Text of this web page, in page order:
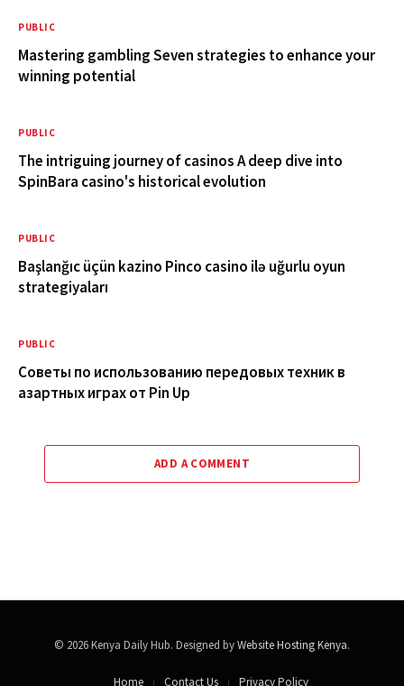
PUBLIC
Mastering gambling Seven strategies to enhance your
winning potential
PUBLIC
The intriguing journey of casinos A deep dive into
SpinBara casino's historical evolution
PUBLIC
Başlanğıc üçün kazino Pinco casino ilə uğurlu oyun
strategiyaları
PUBLIC
Советы по использованию передовых техник в
азартных играх от Pin Up
ADD A COMMENT
© 2026 Kenya Daily Hub. Designed byWebsite Hosting Kenya.
Home Contact Us Privacy Policy